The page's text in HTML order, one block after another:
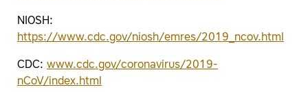
NIOSH:
https://www.cdc.gov/niosh/emres/2019_ncov.html
CDC: www.cdc.gov/coronavirus/2019-
nCoV/index.html